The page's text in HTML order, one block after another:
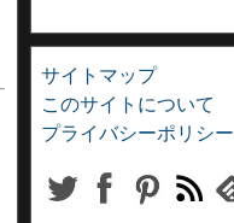
サイトマップ
このサイトについて
プライバシーポリシー